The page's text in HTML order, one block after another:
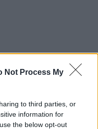
Not Process My
to third parties, or
information for
the below opt-out